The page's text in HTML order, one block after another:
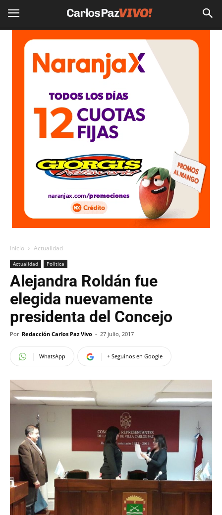
Inicio Actualidad
Actualidad Política
Alejandra Roldán fue
elegida nuevamente
presidenta del Concejo
Por Redacción Carlos Paz Vivo - 27 julio, 2017
WhatsApp + Seguinos en Google